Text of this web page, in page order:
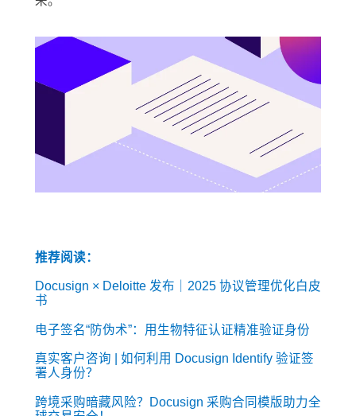
推荐阅读：
Docusign × Deloitte 发布｜2025 协议管理优化白皮
书
电子签名“防伪术”：用生物特征认证精准验证身份
真实客户咨询 | 如何利用 Docusign Identify 验证签
署人身份？
跨境采购暗藏风险？Docusign 采购合同模版助力全